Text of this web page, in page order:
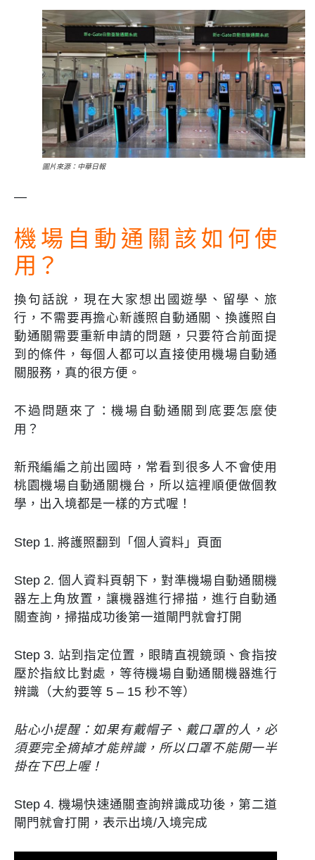
圖片來源：中華日報
—
機場自動通關該如何使
用？
換句話說，現在大家想出國遊學、留學、旅
行，不需要再擔心新護照自動通關、換護照自
動通關需要重新申請的問題，只要符合前面提
到的條件，每個人都可以直接使用機場自動通
關服務，真的很方便。
不過問題來了：機場自動通關到底要怎麼使
用？
新飛編編之前出國時，常看到很多人不會使用
桃園機場自動通關機台，所以這裡順便做個教
學，出入境都是一樣的方式喔！
Step 1. 將護照翻到「個人資料」頁面
Step 2. 個人資料頁朝下，對準機場自動通關機
器左上角放置，讓機器進行掃描，進行自動通
關查詢，掃描成功後第一道閘門就會打開
Step 3. 站到指定位置，眼睛直視鏡頭、食指按
壓於指紋比對處，等待機場自動通關機器進行
辨識（大約要等 5 – 15 秒不等）
貼心小提醒：如果有戴帽子、戴口罩的人，必
須要完全摘掉才能辨識，所以口罩不能開一半
掛在下巴上喔！
Step 4. 機場快速通關查詢辨識成功後，第二道
閘門就會打開，表示出境/入境完成